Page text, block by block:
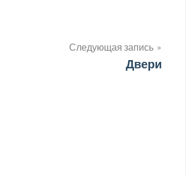
Следующая запись
Двери